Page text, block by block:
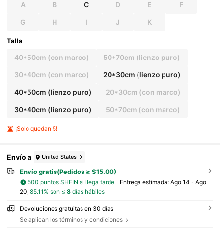
A B C D E F
G H I J K
Talla
40*50cm (con marco) 50*70cm (lienzo puro)
30*40cm (con marco) 20*30cm (lienzo puro)
40*50cm (lienzo puro) 20*30cm (con marco)
30*40cm (lienzo puro) 50*70cm (con marco)
¡Solo quedan 5!
Envío a United States
Envío gratis(Pedidos ≥ $15.00)
500 puntos SHEIN si llega tarde Entrega estimada: Ago 14 - Ago
20, 85.11% son ≤ 8días hábiles
Devoluciones gratuitas en 30 días
Se aplican los términos y condiciones